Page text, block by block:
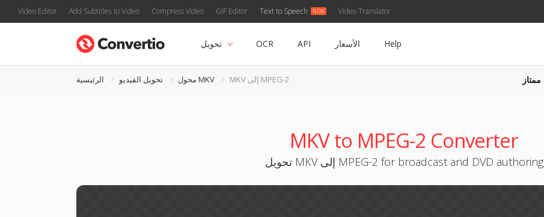
Video Editor Add Subtitles to Video Compress Video GIF Editor Text to Speech Video Translator
تحويل OCR API الأسعار Help
الرئيسية تحويل الفيديو محول MKV MKV إلى MPEG-2 ممتاز
MKV to MPEG-2 Converter
تحويل MKV إلى MPEG-2 for broadcast and DVD authoring